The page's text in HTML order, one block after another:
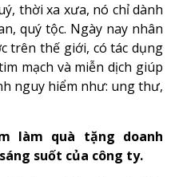
thời xa xưa, nó chỉ dành
quý tộc. Ngày nay nhân
trên thế giới, có tác dụng
mạch và miễn dịch giúp
nguy hiểm như: ung thư,
làm quà tặng doanh
suốt của công ty.